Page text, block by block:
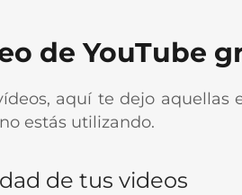
de YouTube
aquí te dejo aquellas
estás utilizando.
de tus videos